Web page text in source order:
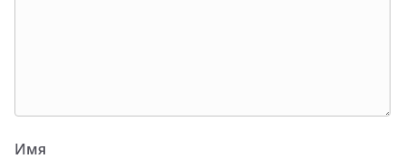
Имя